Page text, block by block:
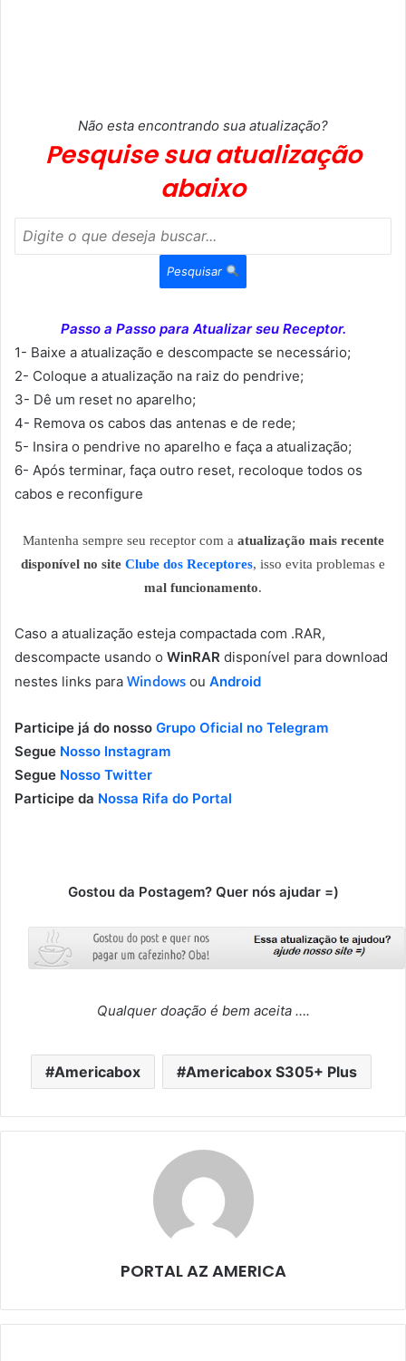
Não esta encontrando sua atualização?
Pesquise sua atualização
abaixo
Pesquisar
Passo a Passo para Atualizar seu Receptor.
1- Baixe a atualização e descompacte se necessário;
2- Coloque a atualização na raiz do pendrive;
3- Dê um reset no aparelho;
4- Remova os cabos das antenas e de rede;
5- Insira o pendrive no aparelho e faça a atualização;
6- Após terminar, faça outro reset, recoloque todos os
cabos e reconfigure
Mantenha sempre seu receptor com a atualização mais recente
disponível no site Clube dos Receptores, isso evita problemas e
mal funcionamento.
Caso a atualização esteja compactada com .RAR,
descompacte usando o WinRAR disponível para download
nestes links para Windows ou Android
Participe já do nosso Grupo Oficial no Telegram
Segue Nosso Instagram
Segue Nosso Twitter
Participe da Nossa Rifa do Portal
Gostou da Postagem? Quer nós ajudar =)
Qualquer doação é bem aceita ….
Americabox Americabox S305+ Plus
PORTAL AZ AMERICA